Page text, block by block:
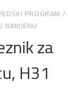
PROGRAM /
NAMJENU
za
H31